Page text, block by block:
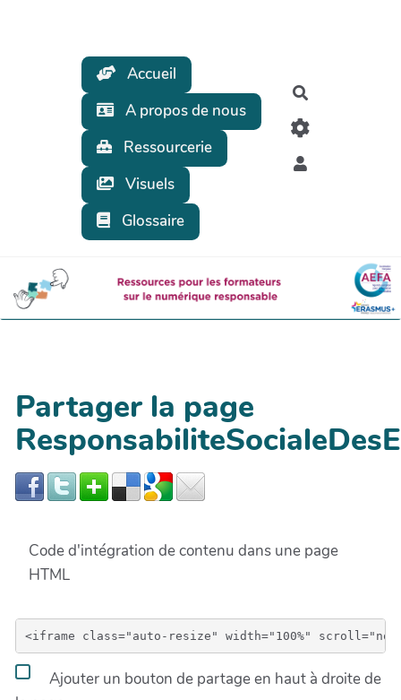
Accueil
A propos de nous
Ressourcerie
Visuels
Glossaire
Partager la page
Code d'intégration de contenu dans une page
HTML
Ajouter un bouton de partage en haut à droite de